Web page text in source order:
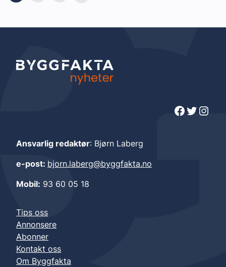
Facebook Twitter Instagram
Ansvarlig redaktør: Bjørn Laberg
e-post: bjorn.laberg@byggfakta.no
Mobil: 93 60 05 18
Tips oss
Annonsere
Abonner
Kontakt oss
Om Byggfakta